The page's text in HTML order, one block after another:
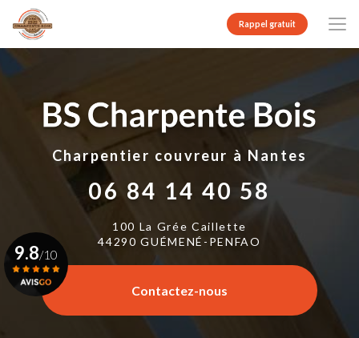
contenu
principal
Rappel gratuit
Charpentier couvreur à Nantes
06 84 14 40 58
100 La Grée Caillette
44290 GUÉMENÉ-PENFAO
Contactez-nous
9.8/10
Voir le certificat